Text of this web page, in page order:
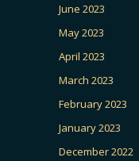
June 2023
May 2023
April 2023
March 2023
February 2023
January 2023
December 2022